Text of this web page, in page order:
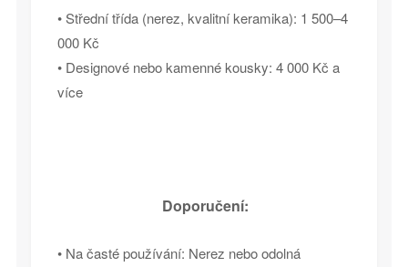
• Střední třída (nerez, kvalitní keramika): 1 500–4
000 Kč
• Designové nebo kamenné kousky: 4 000 Kč a
více
Doporučení:
• Na časté používání: Nerez nebo odolná